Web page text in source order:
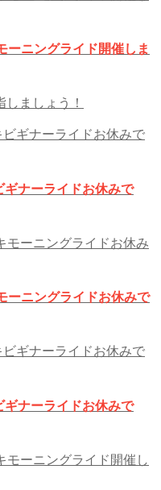
ーニングライド開催しま
ましょう！
ナーライドお休みで
ーニングライドお休みで
ナーライドお休みで